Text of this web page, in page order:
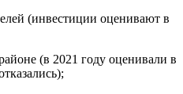
(инвестиции оценивают в
(в 2021 году оценивали в